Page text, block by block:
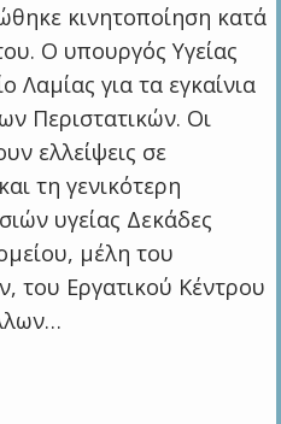
κινητοποίηση κατά
Ο υπουργός Υγείας
Λαμίας για τα εγκαίνια
Περιστατικών. Οι
ελλείψεις σε
τη γενικότερη
υγείας Δεκάδες
μέλη του
του Εργατικού Κέντρου